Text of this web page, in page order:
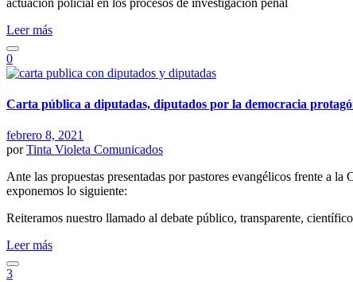
Leer más
0
Carta pública a diputadas, diputados por la democracia
febrero 8, 2021
por Tinta Violeta Comunicados
Ante las propuestas presentadas por pastores evangélicos frente a
exponemos lo siguiente:
Reiteramos nuestro llamado al debate público, transparente,
Leer más
3